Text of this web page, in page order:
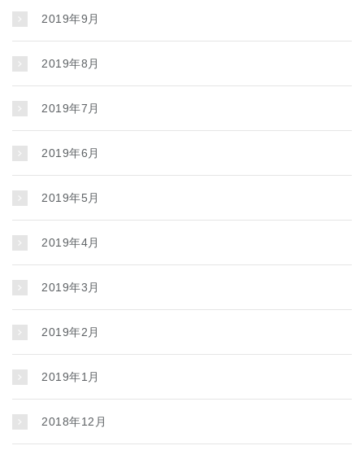
2019年9月
2019年8月
2019年7月
2019年6月
2019年5月
2019年4月
2019年3月
2019年2月
2019年1月
2018年12月